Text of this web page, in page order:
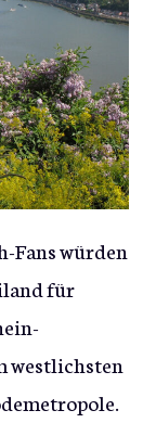
Fans würden
für
westlichsten